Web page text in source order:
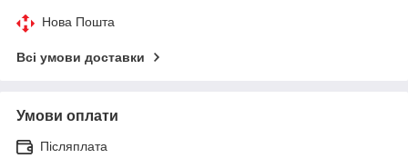
Нова Пошта
Всі умови доставки
Умови оплати
Післяплата